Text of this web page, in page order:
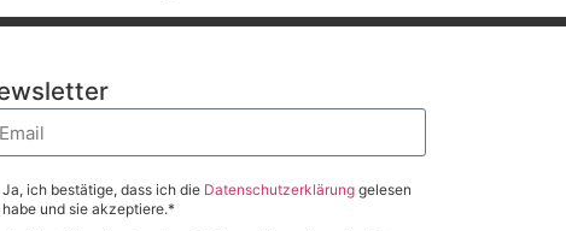
Ja, ich bestätige, dass ich die Datenschutzerklärunggelesen
habe und sie akzeptiere.*